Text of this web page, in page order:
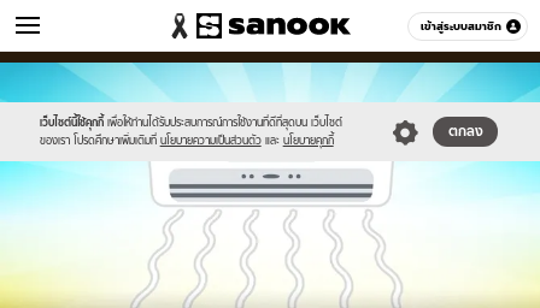
เข้าสู่ระบบสมาชิก
วัยรุ่น หมวดอื่นๆ
เว็บไซต์นี้ใช้คุกกี้ เพื่อให้ท่านได้รับประสบการณ์การใช้งานที่ดีที่สุดบน เว็บไซต์
ของเรา โปรดศึกษาเพิ่มเติมที่ นโยบายความเป็นส่วนตัว และ นโยบายคุกกี้
ตกลง
Sanook
//s.isanook.com/sr/0/images/logo-
new-
sanook.png
//s.isanook.com/ca/0/ud/283/1415343/tagline-
template-
update-
april.jpg